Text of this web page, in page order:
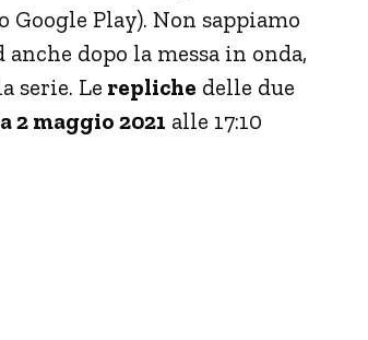
Google Play). Non sappiamo
dopo la messa in onda,
serie. Le repliche delle due
2 maggio 2021 alle 17:10